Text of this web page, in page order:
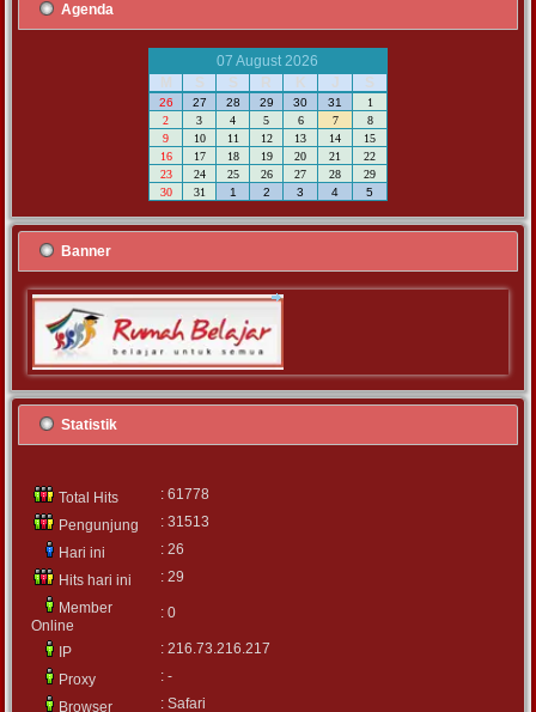
Agenda
07 August 2026
M
S S R K J S
26 27 28 29 30 31
1
2
3 4 5 6 7
8
9
10 11 12 13 14
15
16
17 18 19 20 21
22
23
24 25 26 27 28
29
30
31 1 2 3 4 5
Banner
Statistik
Total Hits
: 61778
Pengunjung
: 31513
Hari ini
: 26
Hits hari ini
: 29
Member
Online
: 0
IP
: 216.73.216.217
Proxy
: -
Browser
: Safari